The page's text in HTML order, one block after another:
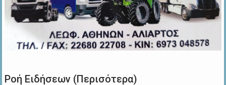
Ροή Ειδήσεων (Περισότερα)